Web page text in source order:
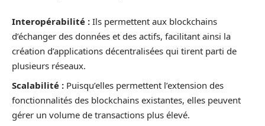
Interopérabilité : Ils permettent aux blockchains
d’échanger des données et des actifs, facilitant ainsi la
création d’applications décentralisées qui tirent parti de
plusieurs réseaux.
Scalabilité : Puisqu’elles permettent l’extension des
fonctionnalités des blockchains existantes, elles peuvent
gérer un volume de transactions plus élevé.